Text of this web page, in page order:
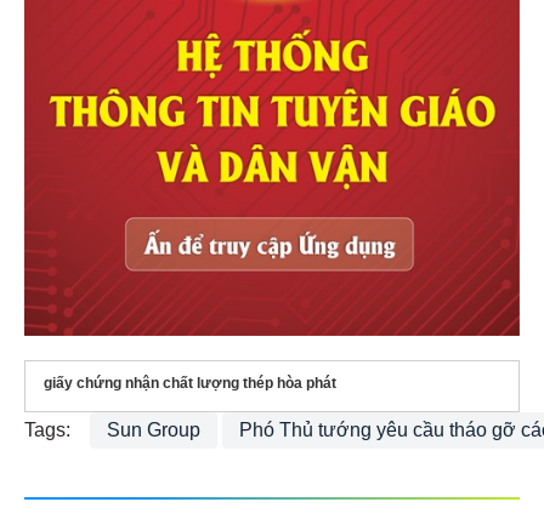
giấy chứng nhận chất lượng thép hòa phát
Tags: Sun Group Phó Thủ tướng yêu cầu tháo gỡ